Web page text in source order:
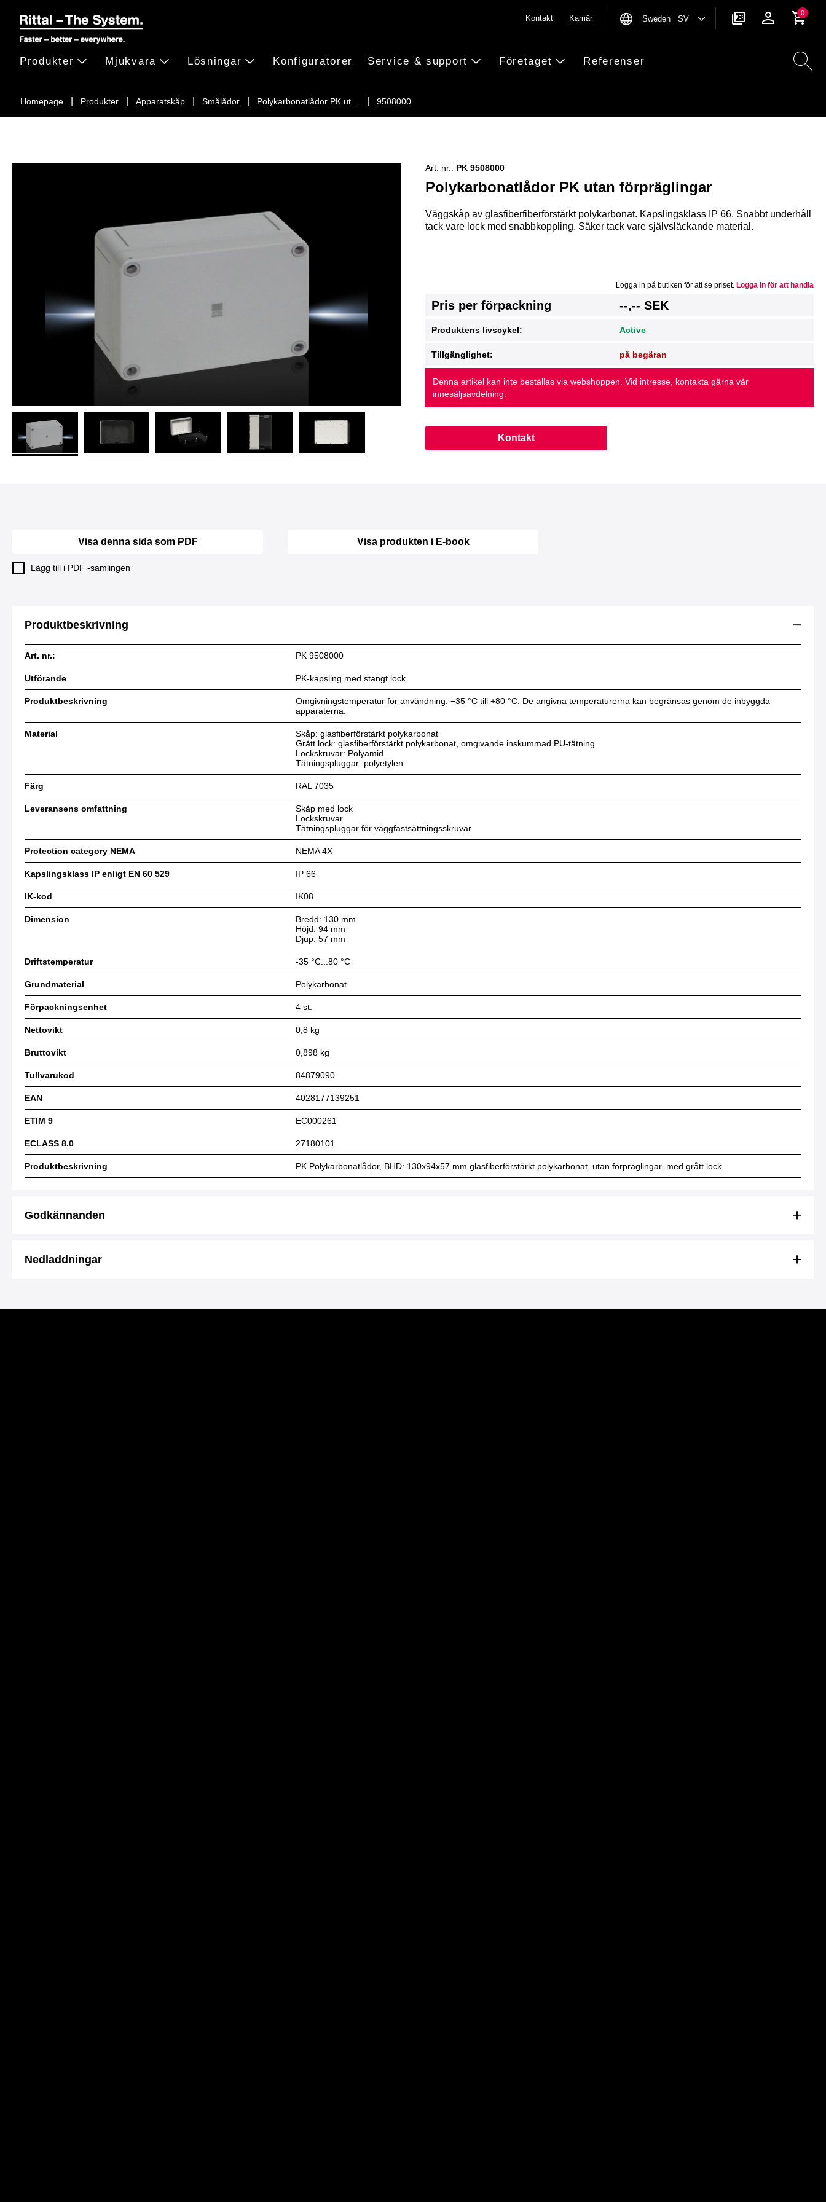
Homepage Produkter Apparatskåp Smålådor Polykarbonatlådor PK ut… 9508000
Produkter Mjukvara Lösningar Konfiguratorer Service & support Företaget Referenser
Kontakt Karriär Sweden SV
0
Polykarbonatlådor PK utan förpräglingar
Art. nr.: PK 9508000
Väggskåp av glasfiberfiberförstärkt polykarbonat. Kapslingsklass IP 66. Snabbt underhåll
tack vare lock med snabbkoppling. Säker tack vare självsläckande material.
Logga in på butiken för att se priset. Logga in för att handla
Pris per förpackning --,-- SEK
Produktens livscykel: Active
Tillgänglighet: på begäran
Denna artikel kan inte beställas via webshoppen. Vid intresse, kontakta gärna vår
innesäljsavdelning.
Kontakt
Visa denna sida som PDF
Lägg till i PDF -samlingen
Visa produkten i E-book
Produktbeskrivning
Art. nr.: PK 9508000
Utförande PK-kapsling med stängt lock
Produktbeskrivning
Omgivningstemperatur för användning: −35 °C till +80 °C. De angivna temperaturerna kan begränsas genom de inbyggda
apparaterna.
Material
Skåp: glasfiberförstärkt polykarbonat
Grått lock: glasfiberförstärkt polykarbonat, omgivande inskummad PU-tätning
Lockskruvar: Polyamid
Tätningspluggar: polyetylen
Färg RAL 7035
Leveransens omfattning
Skåp med lock
Lockskruvar
Tätningspluggar för väggfastsättningsskruvar
Protection category NEMA NEMA 4X
Kapslingsklass IP enligt EN 60 529 IP 66
IK-kod IK08
Dimension
Bredd: 130 mm
Höjd: 94 mm
Djup: 57 mm
Driftstemperatur -35 °C...80 °C
Grundmaterial Polykarbonat
Förpackningsenhet 4 st.
Nettovikt 0,8 kg
Bruttovikt 0,898 kg
Tullvarukod 84879090
EAN 4028177139251
ETIM 9 EC000261
ECLASS 8.0 27180101
Produktbeskrivning PK Polykarbonatlådor, BHD: 130x94x57 mm glasfiberförstärkt polykarbonat, utan förpräglingar, med grått lock
Godkännanden
Nedladdningar